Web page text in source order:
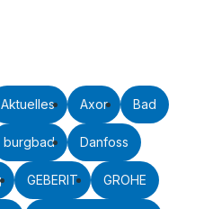
Aktuelles Axor Bad
burgbad Danfoss
GEBERIT GROHE